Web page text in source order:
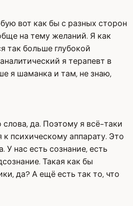
вот как бы с разных сторон
на тему желаний. Я как
так больше глубокой
я терапевт в
я шаманка и там, не знаю,
да. Поэтому я всё-таки
психическому аппарату. Это
У нас есть сознание, есть
Такая как бы
да? А ещё есть так то, что